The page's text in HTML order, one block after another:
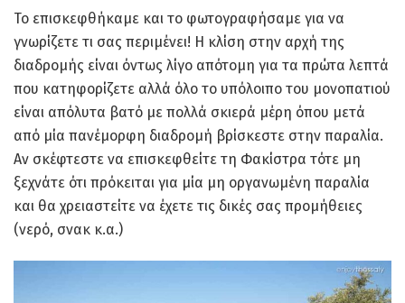
Το επισκεφθήκαμε και το φωτογραφήσαμε για να
γνωρίζετε τι σας περιμένει! Η κλίση στην αρχή της
διαδρομής είναι όντως λίγο απότομη για τα πρώτα λεπτά
που κατηφορίζετε αλλά όλο το υπόλοιπο του μονοπατιού
είναι απόλυτα βατό με πολλά σκιερά μέρη όπου μετά
από μία πανέμορφη διαδρομή βρίσκεστε στην παραλία.
Αν σκέφτεστε να επισκεφθείτε τη Φακίστρα τότε μη
ξεχνάτε ότι πρόκειται για μία μη οργανωμένη παραλία
και θα χρειαστείτε να έχετε τις δικές σας προμήθειες
(νερό, σνακ κ.α.)